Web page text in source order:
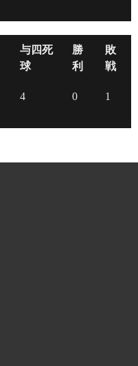
与四死
球
勝
利
敗
戦
4 0 1